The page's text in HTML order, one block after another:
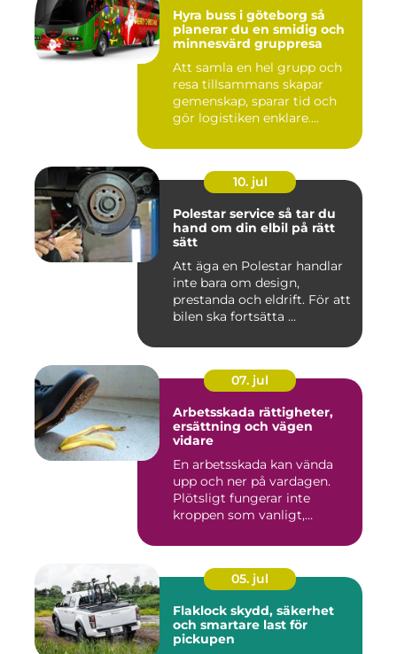
Hyra buss i göteborg så
planerar du en smidig och
minnesvärd gruppresa
Att samla en hel grupp och
resa tillsammans skapar
gemenskap, sparar tid och
gör logistiken enklare....
10. jul
Polestar service så tar du
hand om din elbil på rätt
sätt
Att äga en Polestar handlar
inte bara om design,
prestanda och eldrift. För att
bilen ska fortsätta ...
07. jul
Arbetsskada rättigheter,
ersättning och vägen
vidare
En arbetsskada kan vända
upp och ner på vardagen.
Plötsligt fungerar inte
kroppen som vanligt,
05. jul
Flaklock skydd, säkerhet
och smartare last för
pickupen